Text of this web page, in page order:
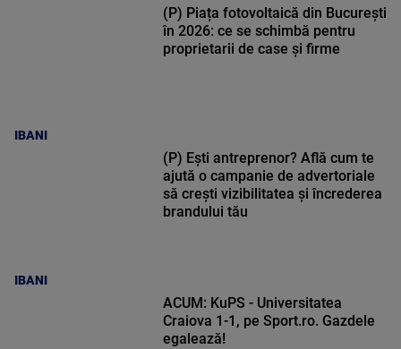
IBANI
(P) Piața fotovoltaică din București
în 2026: ce se schimbă pentru
proprietarii de case și firme
IBANI
(P) Ești antreprenor? Află cum te
ajută o campanie de advertoriale
să crești vizibilitatea și încrederea
brandului tău
ACUM: KuPS - Universitatea
Craiova 1-1, pe Sport.ro. Gazdele
egalează!